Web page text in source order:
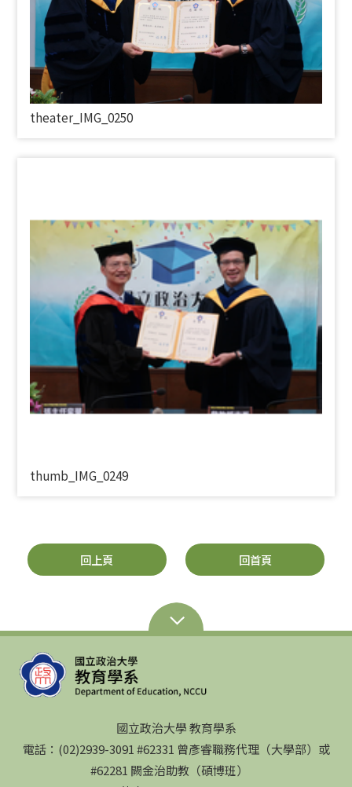
theater_IMG_0250
thumb_IMG_0249
回上頁 回首頁
國立政治大學 教育學系
電話：(02)2939-3091 #62331 曾彥睿職務代理（大學部）或
#62281 闕金治助教（碩博班）